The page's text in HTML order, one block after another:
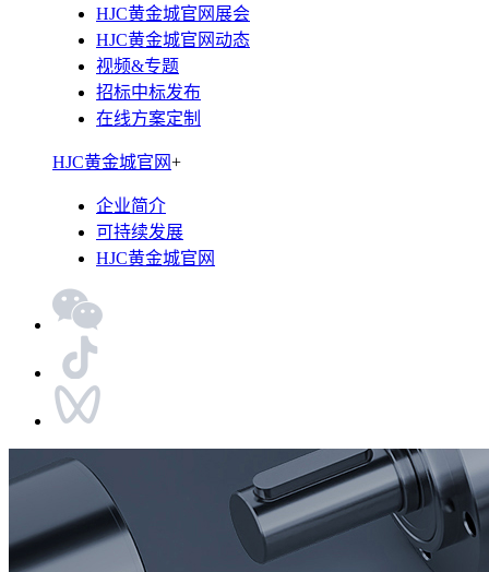
HJC黄金城官网展会
HJC黄金城官网动态
视频&专题
招标中标发布
在线方案定制
HJC黄金城官网+
企业简介
可持续发展
HJC黄金城官网